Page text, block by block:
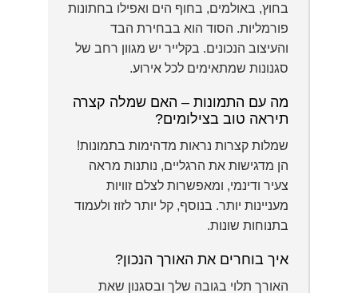
בחוץ, באולמים, בחוף הים ואפילו בחתונות
פורמליות. הסוד הוא בבחירת הבד
והעיצוב הנכונים. בקלייר יש מגוון רחב של
סגנונות שמתאימים לכל אירוע.
מה עם התמונות – האם שמלה קצרה
תיראה טוב בצילומים?
שמלות קצרות נראות מדהימות בתמונות!
הן מדגישות את הרגליים, נותנות מראה
צעיר ודינמי, ומאפשרות לצלם זוויות
מעניינות יותר. בנוסף, קל יותר לזוז ולעמוד
בתנוחות שונות.
איך בוחרים את האורך הנכון?
האורך תלוי בגובה שלך ובסגנון שאת